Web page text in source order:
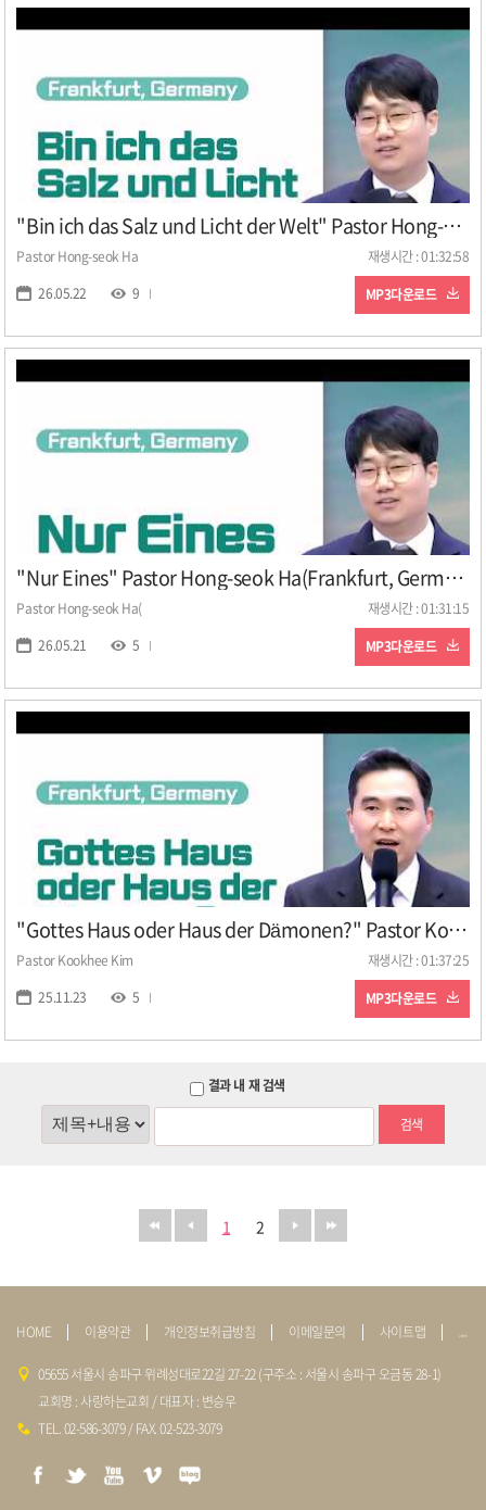
"Bin ich das Salz und Licht der Welt" Pastor Hong-seok Ha(Frankfurt, Germany)
Pastor Hong-seok Ha
재생시간 : 01:32:58
26.05.22
9 MP3다운로드
"Nur Eines" Pastor Hong-seok Ha(Frankfurt, Germany)
Pastor Hong-seok Ha(
재생시간 : 01:31:15
26.05.21
5 MP3다운로드
"Gottes Haus oder Haus der Dämonen?" Pastor Kookhee Kim(Frankfurt, Germany)
Pastor Kookhee Kim
재생시간 : 01:37:25
25.11.23
5 MP3다운로드
결과 내 재 검색
검색
1 2
HOME 이용약관 개인정보취급방침 이메일문의 사이트맵 admin
05655 서울시 송파구 위례성대로22길 27-22 (구주소 : 서울시 송파구 오금동 28-1)
교회명 : 사랑하는교회 / 대표자 : 변승우
TEL. 02-586-3079 / FAX. 02-523-3079